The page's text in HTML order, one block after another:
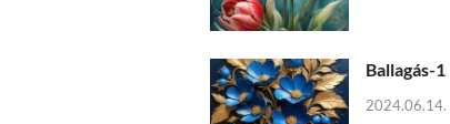
Ballagás-1
2024.06.14.